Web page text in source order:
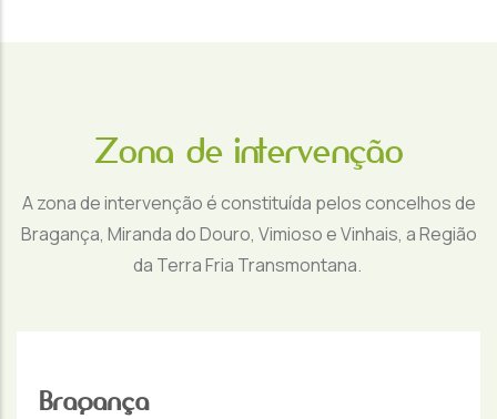
Zona de intervenção
A zona de intervenção é constituída pelos concelhos de
Bragança, Miranda do Douro, Vimioso e Vinhais, a Região
da Terra Fria Transmontana.
Bragança